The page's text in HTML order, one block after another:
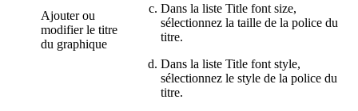
Ajouter ou
modifier le titre
du graphique
Dans la liste Title font size,
sélectionnez la taille de la police du
titre.
Dans la liste Title font style,
sélectionnez le style de la police du
titre.